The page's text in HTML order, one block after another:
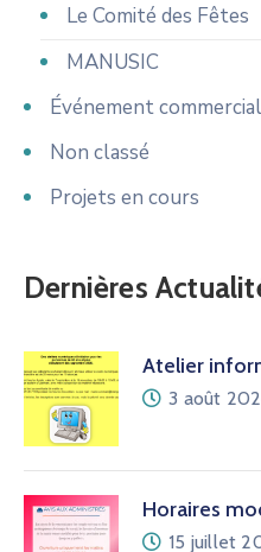
Le Comité des Fêtes
MANUSIC
Événement commercial
Non classé
Projets en cours
Dernières
Atelier
3 août
Horaires
15 juillet